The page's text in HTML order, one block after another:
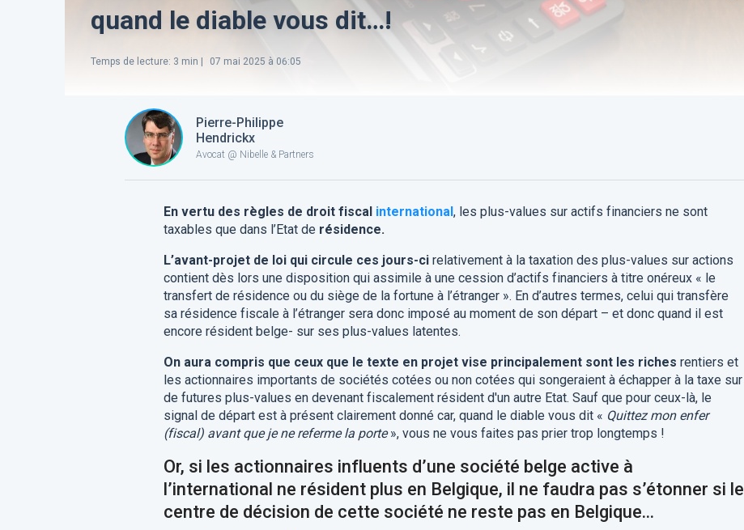
quand le diable vous dit…!
Temps de lecture: 3 min | 07 mai 2025 à 06:05
Pierre-Philippe
Hendrickx
Avocat @ Nibelle & Partners
En vertu des règles de droit fiscal international, les plus-values sur actifs financiers ne sont
taxables que dans l’Etat de résidence.
L’avant-projet de loi qui circule ces jours-cirelativement à la taxation des plus-values sur actions
contient dès lors une disposition qui assimile à une cession d’actifs financiers à titre onéreux « le
transfert de résidence ou du siège de la fortune à l’étranger ». En d’autres termes, celui qui transfère
sa résidence fiscale à l’étranger sera donc imposé au moment de son départ – et donc quand il est
encore résident belge- sur ses plus-values latentes.
On aura compris que ceux que le texte en projet vise principalement sont les riches rentiers et
les actionnaires importants de sociétés cotées ou non cotées qui songeraient à échapper à la taxe sur
de futures plus-values en devenant fiscalement résident d'un autre Etat. Sauf que pour ceux-là, le
signal de départ est à présent clairement donné car, quand le diable vous dit « Quittez mon enfer
(fiscal) avant que je ne referme la porte», vous ne vous faites pas prier trop longtemps !
Or, si les actionnaires influents d’une société belge active à
l’international ne résident plus en Belgique, il ne faudra pas s’étonner si le
centre de décision de cette société ne reste pas en Belgique...